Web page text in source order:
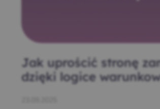
Jak uprościć stronę
dzięki logice